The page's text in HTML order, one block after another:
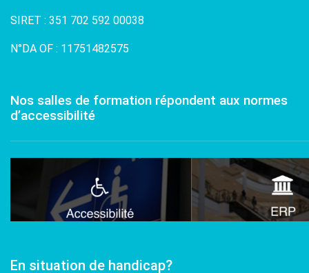
SIRET : 351 702 592 00038
N°DA OF : 11751482575
Nos salles de formation répondent aux normes
d’accessibilité
En situation de handicap?